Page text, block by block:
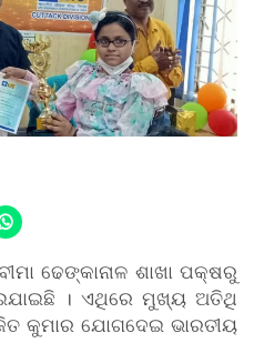
ଢେଙ୍କାନାଳ ଶାଖା ପକ୍ଷରୁ
। ଏଥିରେ ମୁଖ୍ୟ ଅତିଥି
କୁମାର ଯୋଗଦେଇ ଭାରତୀୟ